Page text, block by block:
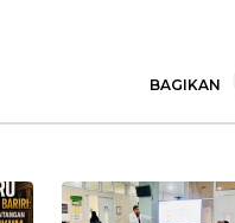
BAGIKAN